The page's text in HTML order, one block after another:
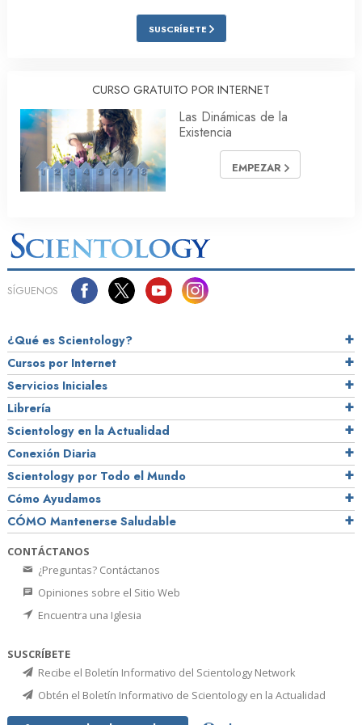
SUSCRÍBETE
CURSO GRATUITO POR INTERNET
Las Dinámicas de la
Existencia
EMPEZAR
SÍGUENOS
¿Qué es Scientology?
Cursos por Internet
Servicios Iniciales
Librería
Scientology en la Actualidad
Conexión Diaria
Scientology por Todo el Mundo
Cómo Ayudamos
CÓMO Mantenerse Saludable
CONTÁCTANOS
¿Preguntas? Contáctanos
Opiniones sobre el Sitio Web
Encuentra una Iglesia
SUSCRÍBETE
Recibe el Boletín Informativo del Scientology Network
Obtén el Boletín Informativo de Scientology en la Actualidad